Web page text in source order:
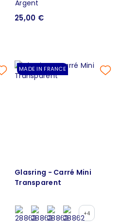
25,00 €
MADE IN FRANCE
Glasring - Carré Mini
Transparent
+4